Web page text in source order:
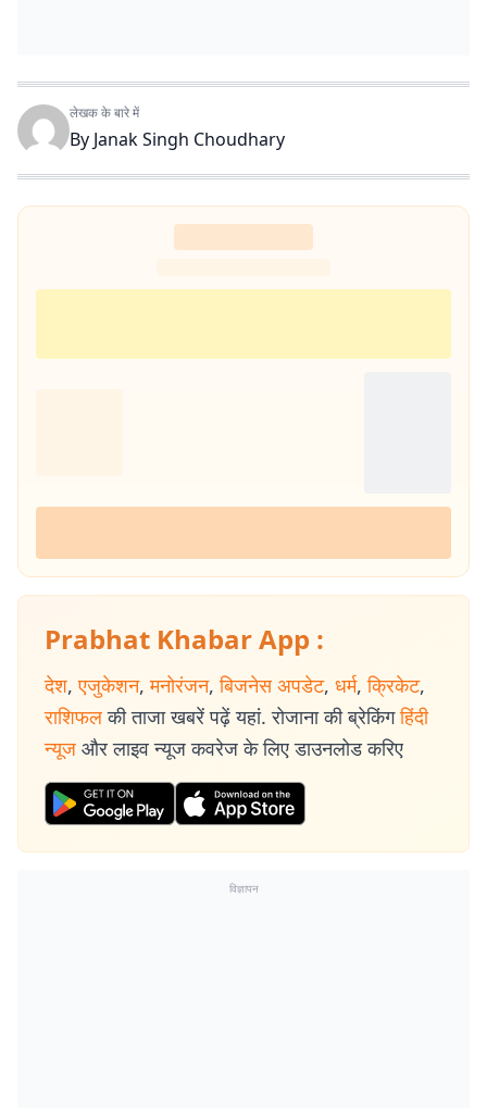
लेखक के बारे में
By Janak Singh Choudhary
Prabhat Khabar App :
देश, एजुकेशन, मनोरंजन, बिजनेस अपडेट, धर्म, क्रिकेट,
राशिफल की ताजा खबरें पढ़ें यहां. रोजाना की ब्रेकिंग हिंदी
न्यूज और लाइव न्यूज कवरेज के लिए डाउनलोड करिए
विज्ञापन